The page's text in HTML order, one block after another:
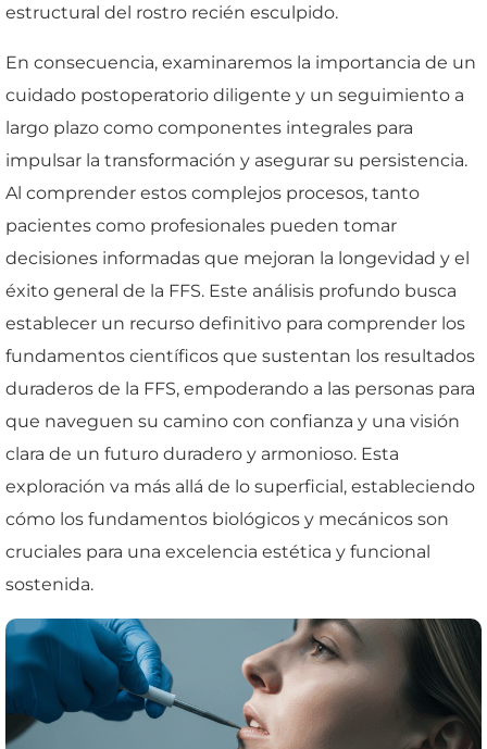
estructural del rostro recién esculpido.
En consecuencia, examinaremos la importancia de un
cuidado postoperatorio diligente y un seguimiento a
largo plazo como componentes integrales para
impulsar la transformación y asegurar su persistencia.
Al comprender estos complejos procesos, tanto
pacientes como profesionales pueden tomar
decisiones informadas que mejoran la longevidad y el
éxito general de la FFS. Este análisis profundo busca
establecer un recurso definitivo para comprender los
fundamentos científicos que sustentan los resultados
duraderos de la FFS, empoderando a las personas para
que naveguen su camino con confianza y una visión
clara de un futuro duradero y armonioso. Esta
exploración va más allá de lo superficial, estableciendo
cómo los fundamentos biológicos y mecánicos son
cruciales para una excelencia estética y funcional
sostenida.